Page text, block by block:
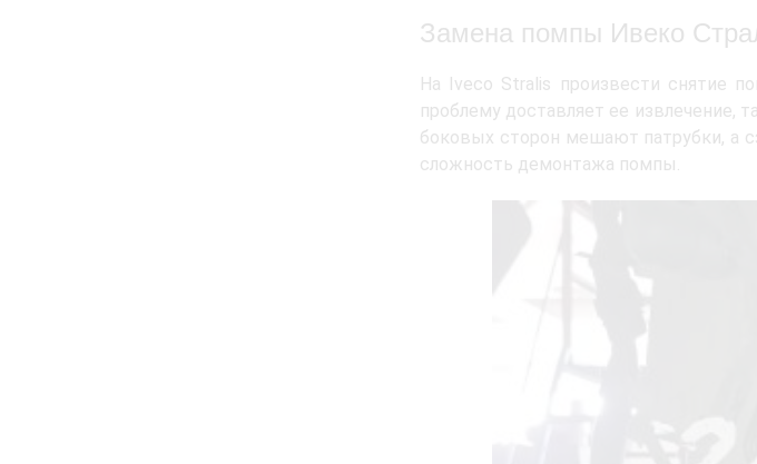
Замена помпы Ивеко
На Iveco Stralis произвести снятие
проблему доставляет ее извлечение,
боковых сторон мешают патрубки, а
сложность демонтажа помпы.